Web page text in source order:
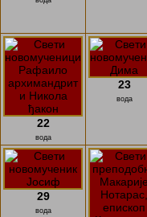
22
вода
23
вода
29
вода